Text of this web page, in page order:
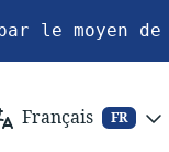
le moyen de
Français FR